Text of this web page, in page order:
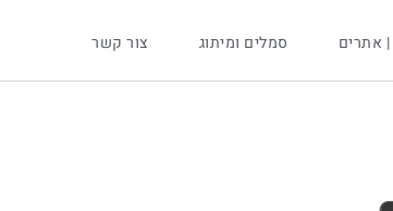
סמלים ומיתוג צור קשר